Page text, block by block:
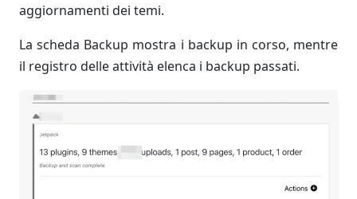
aggiornamenti dei temi.
La scheda Backup mostra i backup in corso, mentre
il registro delle attività elenca i backup passati.